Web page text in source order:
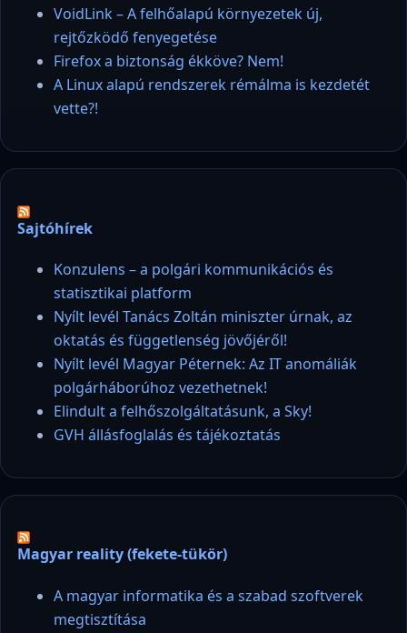
VoidLink – A felhőalapú környezetek új,
rejtőzködő fenyegetése
Firefox a biztonság ékköve? Nem!
A Linux alapú rendszerek rémálma is kezdetét
vette?!
Sajtóhírek
Konzulens – a polgári kommunikációs és
statisztikai platform
Nyílt levél Tanács Zoltán miniszter úrnak, az
oktatás és függetlenség jövőjéről!
Nyílt levél Magyar Péternek: Az IT anomáliák
polgárháborúhoz vezethetnek!
Elindult a felhőszolgáltatásunk, a Sky!
GVH állásfoglalás és tájékoztatás
Magyar reality (fekete-tükör)
A magyar informatika és a szabad szoftverek
megtisztítása